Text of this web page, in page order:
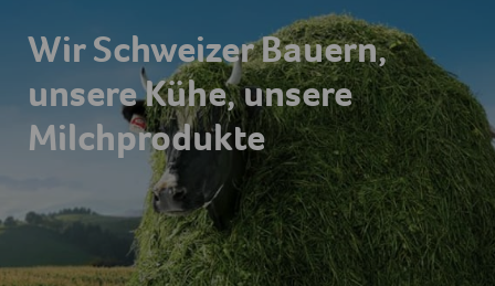
Wir Schweizer Bauern,
unsere Kühe, unsere
Milchprodukte